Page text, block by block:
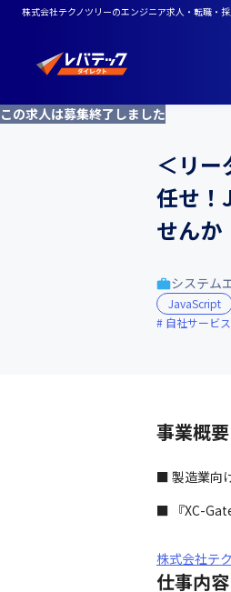
株式会社テクノツリーのエンジニア求人・転職・
この求人は募集終了しました
＜リー
任せ！
せんか
システム
JavaScript
自社サービ
事業概要
■ 製造業向
■ 『XC-
株式会社テ
仕事内容